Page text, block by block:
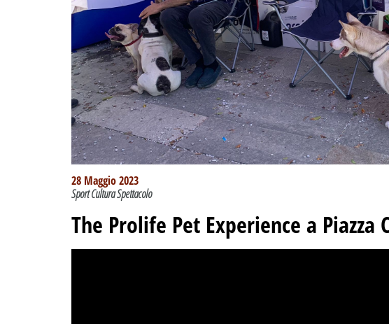
28 Maggio 2023
Sport Cultura Spettacolo
The Prolife Pet Experience a Piazza